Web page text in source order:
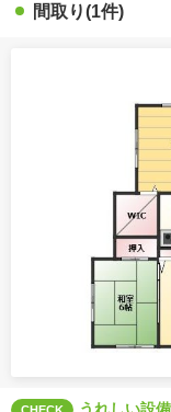
間取り(1件)